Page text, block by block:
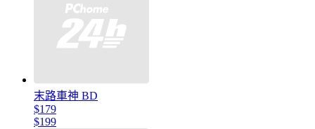
末路車神 BD
$179
$199